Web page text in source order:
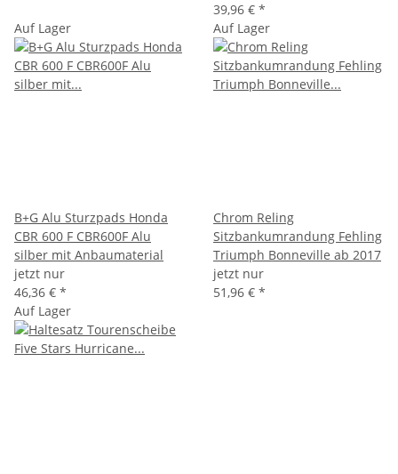
39,96 € *
Auf Lager
B+G Alu Sturzpads Honda
CBR 600 F CBR600F Alu
silber mit Anbaumaterial
jetzt nur
46,36 € *
Auf Lager
Chrom Reling
Sitzbankumrandung Fehling
Triumph Bonneville ab 2017
jetzt nur
51,96 € *
Auf Lager